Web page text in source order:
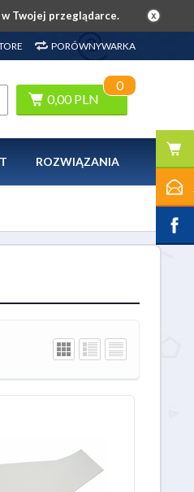
Twojej przeglądarce.
PORÓWNYWARKA
0,00 PLN
0
ROZWIĄZANIA